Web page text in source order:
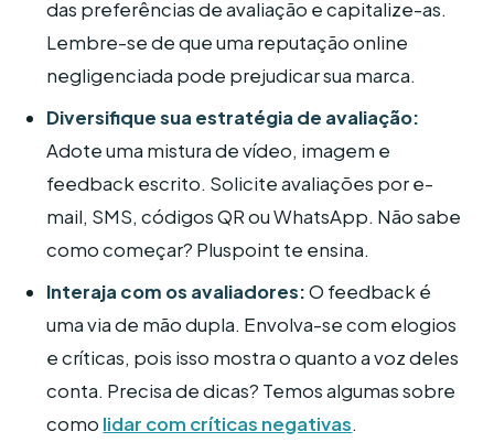
das preferências de avaliação e capitalize-as.
Lembre-se de que uma reputação online
negligenciada pode prejudicar sua marca.
Diversifique sua estratégia de avaliação:
Adote uma mistura de vídeo, imagem e
feedback escrito. Solicite avaliações por e-
mail, SMS, códigos QR ou WhatsApp. Não sabe
como começar? Pluspoint te ensina.
Interaja com os avaliadores:O feedback é
uma via de mão dupla. Envolva-se com elogios
e críticas, pois isso mostra o quanto a voz deles
conta. Precisa de dicas? Temos algumas sobre
como lidar com críticas negativas.